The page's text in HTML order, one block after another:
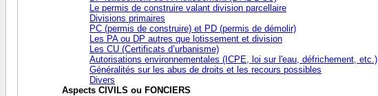
Le permis de construire valant division parcellaire
Divisions primaires
PC (permis de construire) et PD (permis de démolir)
Les PA ou DP autres que lotissement et division
Les CU (Certificats d’urbanisme)
Autorisations environnementales (ICPE, loi sur l'eau, défrichement, etc.)
Généralités sur les abus de droits et les recours possibles
Divers
Aspects CIVILS ou FONCIERS